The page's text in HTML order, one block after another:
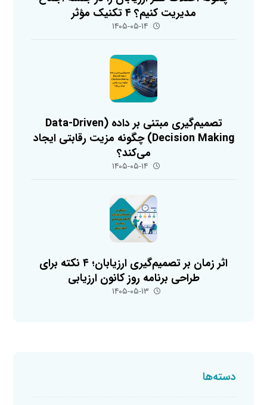
مدیریت کنیم؟ ۴ تکنیک مؤثر
۱۴۰۵-۰۵-۱۴
تصمیم‌گیری مبتنی بر داده (Data-Driven
Decision Making) چگونه مزیت رقابتی ایجاد
می‌کند؟
۱۴۰۵-۰۵-۱۴
اثر زمان بر تصمیم‌گیری ارزیابان؛ ۴ نکته برای
طراحی برنامه روز کانون ارزیابی
۱۴۰۵-۰۵-۱۳
دسته‌ها